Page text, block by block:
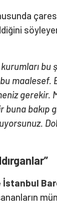
bu
maalesef.
gerekir.
buna bakıp
İstanbul